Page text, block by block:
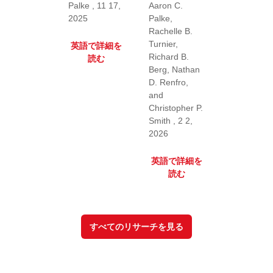
Palke , 11 17,
2025
英語で詳細を
読む
Aaron C.
Palke,
Rachelle B.
Turnier,
Richard B.
Berg, Nathan
D. Renfro,
and
Christopher P.
Smith , 2 2,
2026
英語で詳細を
読む
すべてのリサーチを見る